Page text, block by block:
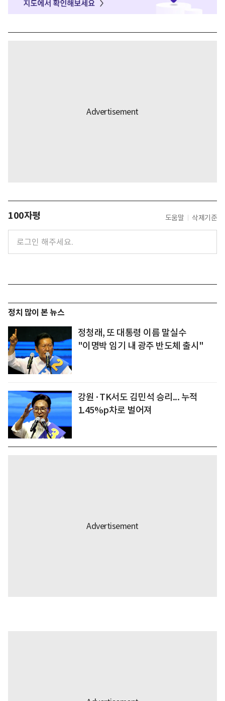
100자평 도움말 삭제기준
정치 많이 본 뉴스
정청래, 또 대통령 이름 말실수
"이명박 임기 내 광주 반도체 출시"
강원·TK서도 김민석 승리... 누적
1.45%p차로 벌어져